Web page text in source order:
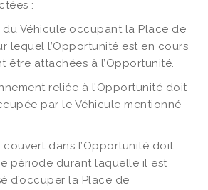
:
Véhicule occupant la Place de
lequel l’Opportunité est en cours
être attachées à l’Opportunité.
reliée à l’Opportunité doit
par le Véhicule mentionné
couvert dans l’Opportunité doit
période durant laquelle il est
d’occuper la Place de